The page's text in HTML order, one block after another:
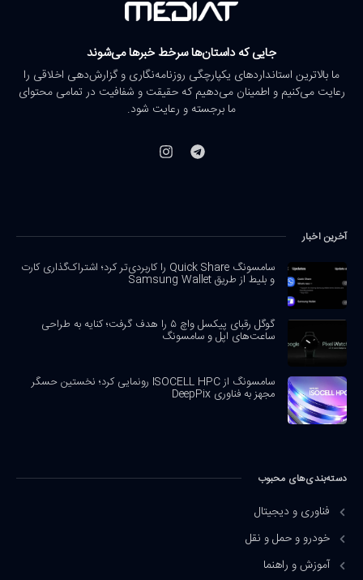
جایی که داستان‌ها سرخط خبرها می‌شوند
ما بالاترین استانداردهای یکپارچگی روزنامه‌نگاری و گزارش‌دهی اخلاقی را
رعایت می‌کنیم و اطمینان می‌دهیم که حقیقت و شفافیت در تمامی محتوای
ما برجسته و رعایت شود.
آخرین اخبار
سامسونگ Quick Share را کاربردی‌تر کرد؛ اشتراک‌گذاری کارت
و بلیط از طریق Samsung Wallet
گوگل رقبای پیکسل واچ ۵ را هدف گرفت؛ کنایه به طراحی
ساعت‌های اپل و سامسونگ
سامسونگ از ISOCELL HPC رونمایی کرد؛ نخستین حسگر
مجهز به فناوری DeepPix
دسته‌بندی‌های محبوب
فناوری و دیجیتال
خودرو و حمل و نقل
آموزش و راهنما